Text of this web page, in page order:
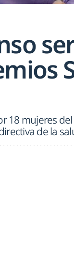
18 mujeres
de la